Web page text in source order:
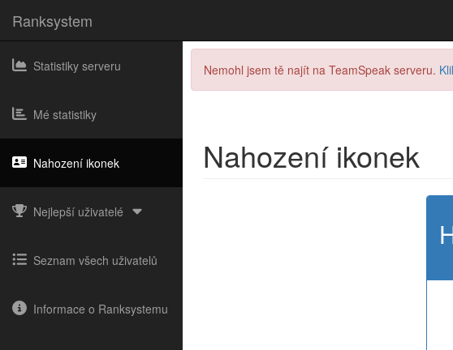
Ranksystem
Statistiky serveru
Mé statistiky
Nahození ikonek
Nejlepší uživatelé
Seznam všech uživatelů
Informace o Ranksystemu
Nemohl jsem tě najít na TeamSpeak serveru.
Nahození ikonek